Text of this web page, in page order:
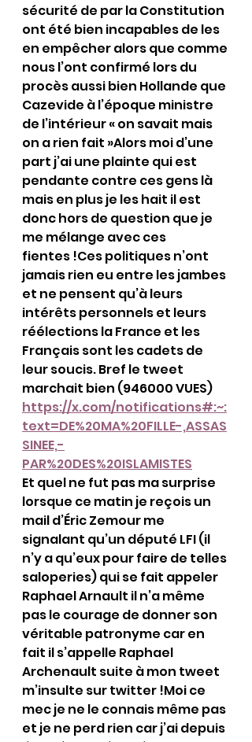
sécurité de par la Constitution
ont été bien incapables de les
en empêcher alors que comme
nous l’ont confirmé lors du
procès aussi bien Hollande que
Cazevide à l’époque ministre
de l’intérieur « on savait mais
on a rien fait »Alors moi d’une
part j’ai une plainte qui est
pendante contre ces gens là
mais en plus je les hait il est
donc hors de question que je
me mélange avec ces
fientes !Ces politiques n’ont
jamais rien eu entre les jambes
et ne pensent qu’à leurs
intérêts personnels et leurs
réélections la France et les
Français sont les cadets de
leur soucis. Bref le tweet
marchait bien (946000 VUES)
https://x.com/notifications#:~:
text=DE%20MA%20FILLE-,ASSAS
SINEE,-
PAR%20DES%20ISLAMISTES
Et quel ne fut pas ma surprise
lorsque ce matin je reçois un
mail d’Éric Zemour me
signalant qu’un député LFI (il
n’y a qu’eux pour faire de telles
saloperies) qui se fait appeler
Raphael Arnault il n’a même
pas le courage de donner son
véritable patronyme car en
fait il s’appelle Raphael
Archenault suite à mon tweet
m’insulte sur twitter !Moi ce
mec je ne le connais même pas
et je ne perd rien car j’ai depuis